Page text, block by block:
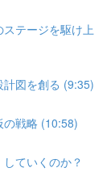
テージを駆け上
図を創る (9:35)
戦略 (10:58)
ていくのか？